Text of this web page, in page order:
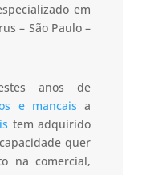
em
– São Paulo –
anos de
e mancais a
tem adquirido
quer
na comercial,